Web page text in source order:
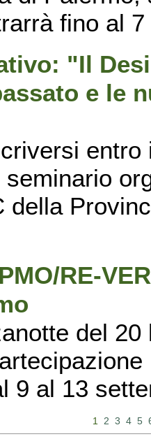
fino al
"Il
e le
della
RE-
del
9 al 13
1 2 3 4 5